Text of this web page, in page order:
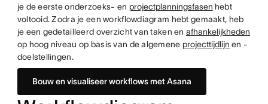
je de eerste onderzoeks- en projectplanningsfasen hebt
voltooid. Zodra je een workflowdiagram hebt gemaakt, heb
je een gedetailleerd overzicht van taken en afhankelijkheden
op hoog niveau op basis van de algemene projecttijdlijn en -
doelstellingen.
Bouw en visualiseer workflows met Asana